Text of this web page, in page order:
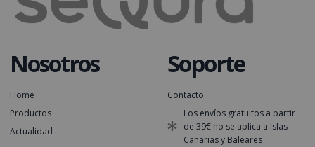
Nosotros
Home
Productos
Actualidad
Soporte
Contacto
Los envíos gratuitos a partir
de 39€ no se aplica a Islas
Canarias y Baleares